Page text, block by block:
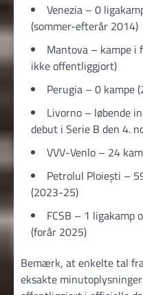
Venezia – 0
(sommer-efterår 2014)
Mantova – kampe
ikke offentliggjort)
Perugia – 0 kampe
Livorno – løbende
debut i Serie B den 4.
VVV-Venlo – 24
Petrolul Ploiești –
(2023-25)
FCSB – 1 ligakamp
(forår 2025)
Bemærk, at enkelte tal
eksakte